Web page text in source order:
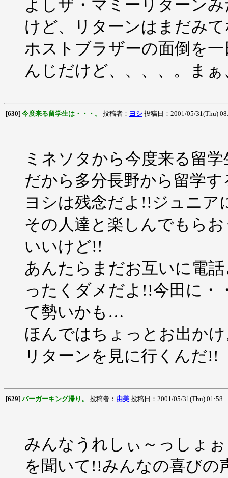
よしザ・マミーリターン
けど、リターンはまだみ
ホストブラザーの面倒を
んじだけど、、、、。ま
[630] 今度来る留学生は・・・。 投稿者： ヨシ 投稿日：2001/05/31(Thu)
ミネソタから今度来る留
だから多分長野から留学
ヨシは残念だよ!!ジュニア
その人達と楽しんでもら
いいけど!!
あんたらまだお互いに電
ったくダメだよ!!今田に・
て勢いかも…
ほんではちょっとお出か
リターンを見に行くん
[629] バーガーキング帰り。 投稿者： 由美 投稿日：2001/05/31(Thu) 01:58
みんなうれしぃ～っしょ
を聞いて!!みんなの喜び